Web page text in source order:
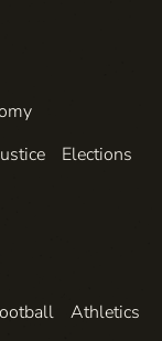
Elections
Athletics